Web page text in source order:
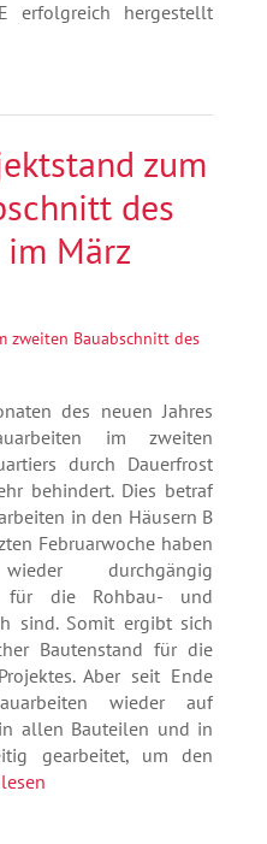
erfolgreich hergestellt
zum
des
März
des neuen Jahres
im zweiten
durch Dauerfrost
behindert. Dies betraf
in den Häusern B
Februarwoche haben
durchgängig
für die Rohbau- und
sind. Somit ergibt sich
Bautenstand für die
Aber seit Ende
wieder auf
allen Bauteilen und in
gearbeitet, um den